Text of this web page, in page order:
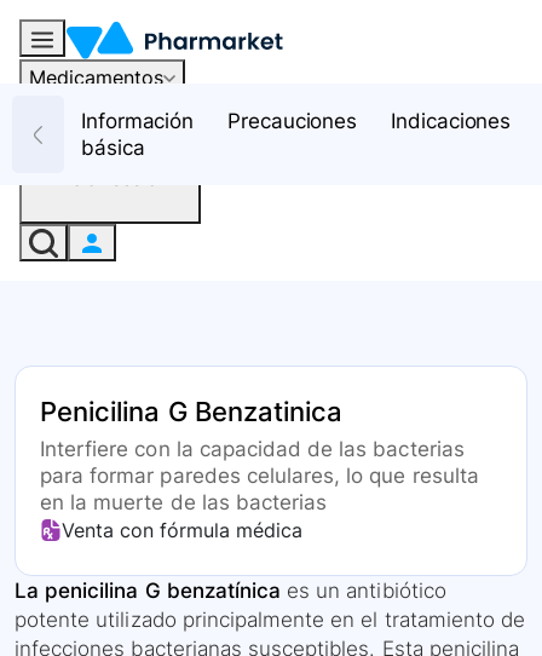
Medicamentos
RecursosInformación
básica
Precauciones Indicaciones
Penicilina G Benzatinica
Interfiere con la capacidad de las bacterias
para formar paredes celulares, lo que resulta
en la muerte de las bacterias
Venta con fórmula médica
La penicilina G benzatínica es un antibiótico
potente utilizado principalmente en el tratamiento de
infecciones bacterianas susceptibles. Esta penicilina